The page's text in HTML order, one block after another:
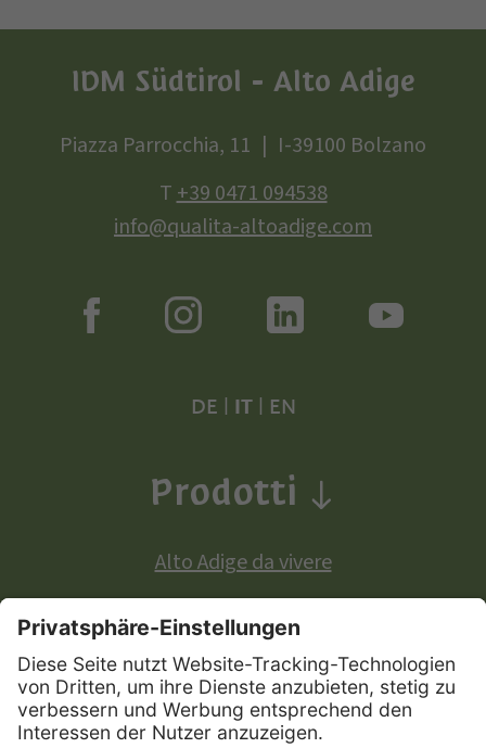
IDM Südtirol - Alto Adige
Piazza Parrocchia, 11
I-39100 Bolzano
T+39 0471 094538
info@qualita-altoadige.com
DE IT| EN
Prodotti
Alto Adige da vivere
Prodotti a denominazione di origine europea: